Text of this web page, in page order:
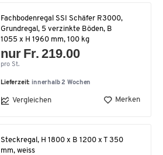
Fachbodenregal SSI Schäfer R3000,
Grundregal, 5 verzinkte Böden, B
1055 x H 1960 mm, 100 kg
nur Fr. 219.00
pro St.
Lieferzeit: innerhalb 2 Wochen
Vergleichen Merken
Steckregal, H 1800 x B 1200 x T 350
mm, weiss